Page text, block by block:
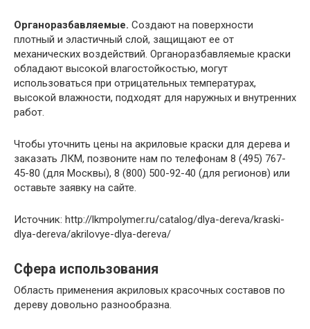
Органоразбавляемые. Создают на поверхности
плотный и эластичный слой, защищают ее от
механических воздействий. Органоразбавляемые краски
обладают высокой влагостойкостью, могут
использоваться при отрицательных температурах,
высокой влажности, подходят для наружных и внутренних
работ.
Чтобы уточнить цены на акриловые краски для дерева и
заказать ЛКМ, позвоните нам по телефонам 8 (495) 767-
45-80 (для Москвы), 8 (800) 500-92-40 (для регионов) или
оставьте заявку на сайте.
Источник: http://lkmpolymer.ru/catalog/dlya-dereva/kraski-
dlya-dereva/akrilovye-dlya-dereva/
Сфера использования
Область применения акриловых красочных составов по
дереву довольно разнообразна.